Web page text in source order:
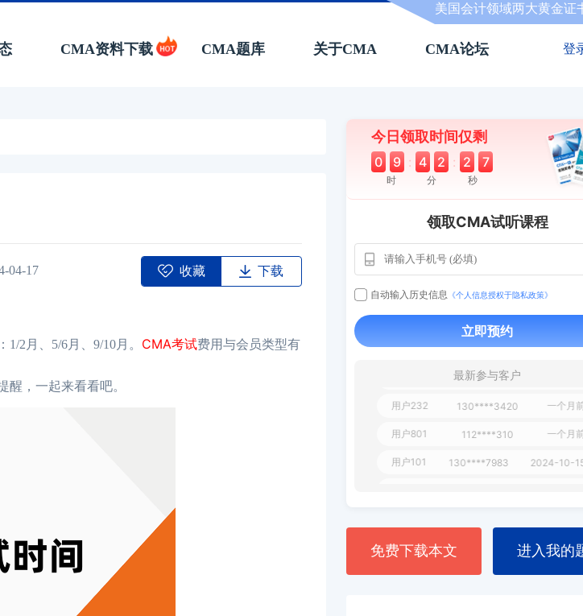
美国会计领域两大黄金证
CMA资料下载 CMA题库 关于CMA CMA论坛 登
04-17 收藏 下载
2月、5/6月、9/10月。 CMA考试费用与会员类型有
醒，一起来看看吧。
今日领取时间仅剩
0 9 : 4 2 : 2 7
时 分 秒
领取CMA试听课程
自动输入历史信息 《个人信息授权于隐私政策》
立即预约
最新参与客户
**AoZ 130****8017 1 天
127****21
130****9630
免费下载本文 进入我的